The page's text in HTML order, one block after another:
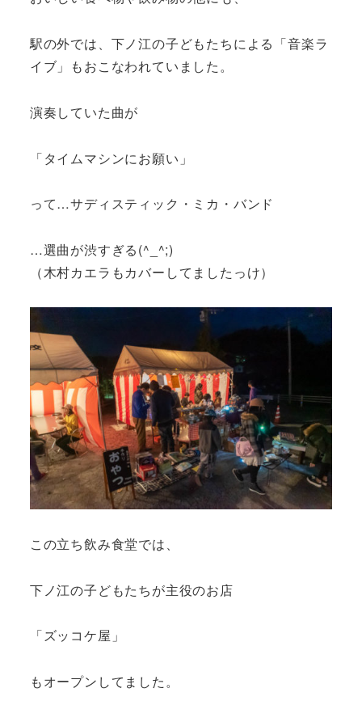
駅の外では、下ノ江の子どもたちによる「音楽ラ
イブ」もおこなわれていました。
演奏していた曲が
「タイムマシンにお願い」
って…サディスティック・ミカ・バンド
…選曲が渋すぎる(^_^;)
（木村カエラもカバーしてましたっけ）
この立ち飲み食堂では、
下ノ江の子どもたちが主役のお店
「ズッコケ屋」
もオープンしてました。